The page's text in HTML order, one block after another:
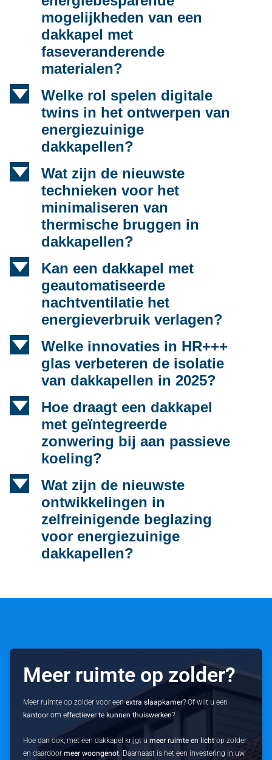
mogelijkheden van een
dakkapel met
faseveranderende
materialen?
d
Welke rol spelen digitale
twins in het ontwerpen van
energiezuinige
dakkapellen?
d
Wat zijn de nieuwste
technieken voor het
minimaliseren van
thermische bruggen in
dakkapellen?
d
Kan een dakkapel met
geautomatiseerde
nachtventilatie het
energieverbruik verlagen?
d
Welke innovaties in HR+++
glas verbeteren de isolatie
van dakkapellen in 2025?
d
Hoe draagt een dakkapel
met geïntegreerde
zonwering bij aan passieve
koeling?
d
Wat zijn de nieuwste
ontwikkelingen in
zelfreinigende beglazing
voor energiezuinige
dakkapellen?
Meer ruimte op zolder?
Meer ruimte op zolder voor eenextra slaapkamer? Of wilt u een
kantoor omeffectiever te kunnen thuiswerken?
Hoe dan ook, met een dakkapel krijgt umeer ruimte en licht op zolder
en daardoormeer woongenot. Daarnaast is het een investering in uw